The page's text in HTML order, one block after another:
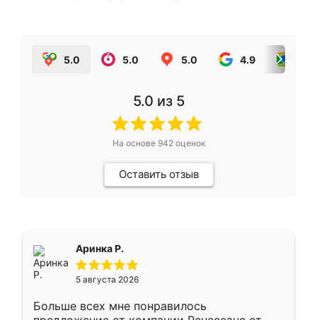
5.0 5.0 5.0 4.9
5.0 из 5
На основе 942оценок
Оставить отзыв
Аринка Р.
5 августа 2026
Больше всех мне понравилось